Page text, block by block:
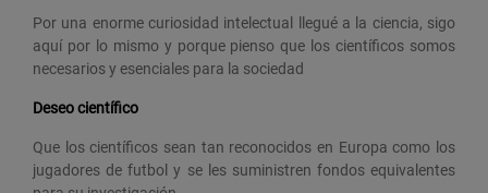
Por una enorme curiosidad intelectual llegué a la ciencia, sigo
aquí por lo mismo y porque pienso que los científicos somos
necesarios y esenciales para la sociedad
Deseo científico
Que los científicos sean tan reconocidos en Europa como los
jugadores de futbol y se les suministren fondos equivalentes